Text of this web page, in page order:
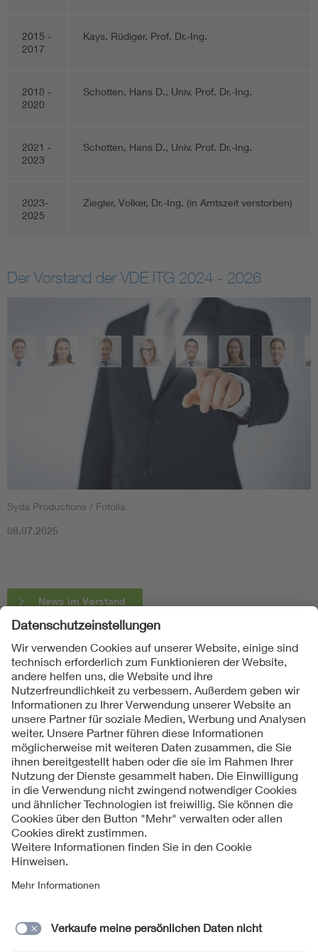
2015 -
2017
Kays, Rüdiger, Prof. Dr.-Ing.
2018 -
2020
Schotten, Hans D., Univ. Prof. Dr.-Ing.
2021 -
2023
Schotten, Hans D., Univ. Prof. Dr.-Ing.
2023-
2025
Ziegler, Volker, Dr.-Ing. (in Amtszeit verstorben)
Der Vorstand der VDE ITG 2024 - 2026
Syda Productions / Fotolia
08.07.2025
News im Vorstand
Folgen Sie uns
Kontakte
Service
Impressum
Datenschutzinformationen
Cookie Hinweise
Lieferantenportal